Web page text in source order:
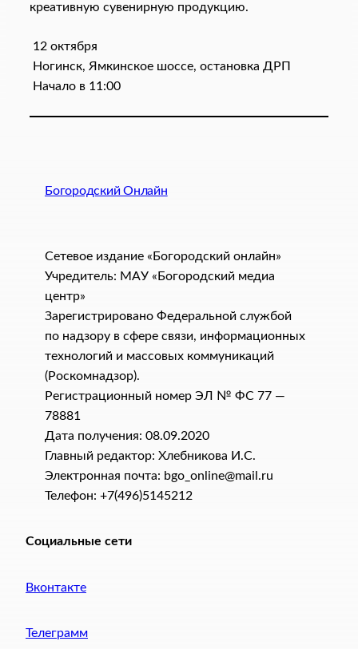
креативную сувенирную продукцию.
12 октября
Ногинск, Ямкинское шоссе, остановка ДРП
Начало в 11:00
Богородский Онлайн
Сетевое издание «Богородский онлайн»
Учредитель: МАУ «Богородский медиа
центр»
Зарегистрировано Федеральной службой
по надзору в сфере связи, информационных
технологий и массовых коммуникаций
(Роскомнадзор).
Регистрационный номер ЭЛ № ФС 77 —
78881
Дата получения: 08.09.2020
Главный редактор: Хлебникова И.C.
Электронная почта: bgo_online@mail.ru
Телефон: +7(496)5145212
Социальные сети
Вконтакте
Телеграмм